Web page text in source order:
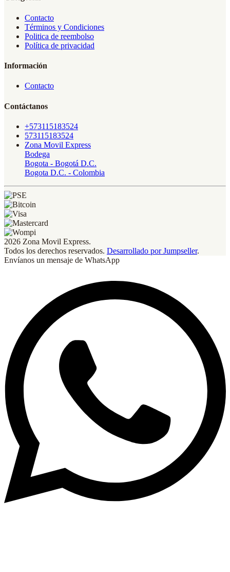
Contacto
Términos y Condiciones
Politica de reembolso
Política de privacidad
Información
Contacto
Contáctanos
+573115183524
573115183524
Zona Movil Express
Bodega
Bogota - Bogotá D.C.
Bogota D.C. - Colombia
2026 Zona Movil Express.
Todos los derechos reservados. Desarrollado por Jumpseller.
Envíanos un mensaje de WhatsApp